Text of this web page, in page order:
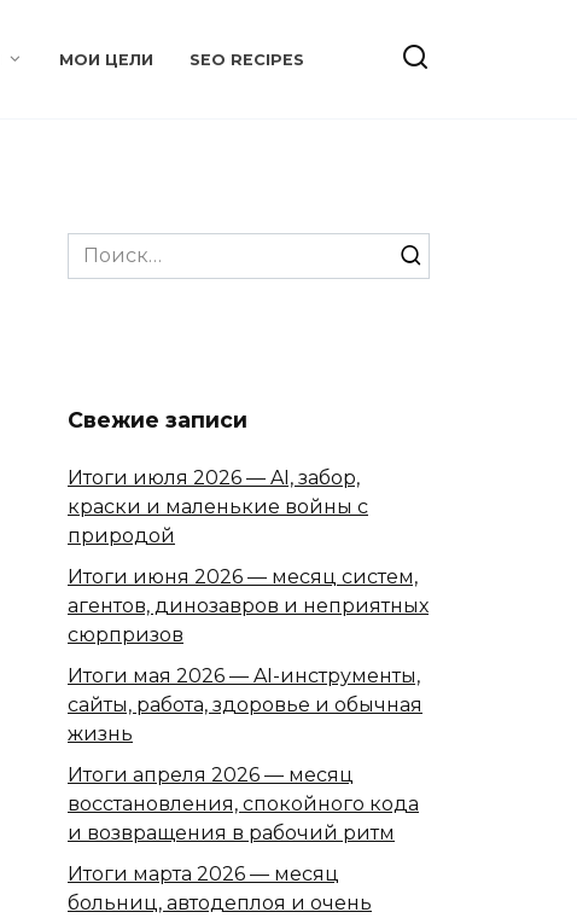
МОИ ЦЕЛИ SEO RECIPES
Search
for:
Свежие записи
Итоги июля 2026 — AI, забор,
краски и маленькие войны с
природой
Итоги июня 2026 — месяц систем,
агентов, динозавров и неприятных
сюрпризов
Итоги мая 2026 — AI-инструменты,
сайты, работа, здоровье и обычная
жизнь
Итоги апреля 2026 — месяц
восстановления, спокойного кода
и возвращения в рабочий ритм
Итоги марта 2026 — месяц
больниц, автодеплоя и очень